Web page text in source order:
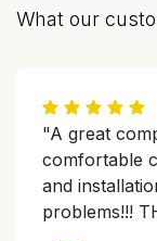
What our
"A great
comfortable
and
problems!!!